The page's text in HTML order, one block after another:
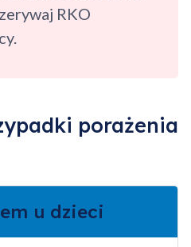
RKO
porażenia
u dzieci